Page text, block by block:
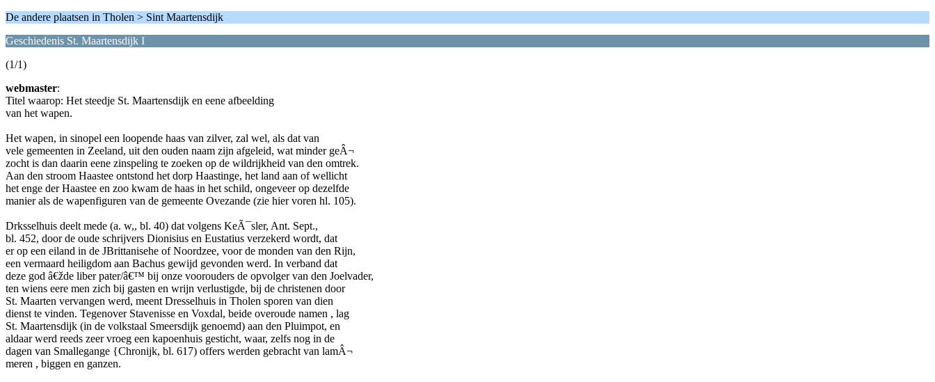
De andere plaatsen in Tholen > Sint Maartensdijk
Geschiedenis St. Maartensdijk I
(1/1)
webmaster:
Titel waarop: Het steedje St. Maartensdijk en eene afbeelding
van het wapen.
Het wapen, in sinopel een loopende haas van zilver, zal wel, als dat van
vele gemeenten in Zeeland, uit den ouden naam zijn afgeleid, wat minder geÂ¬
zocht is dan daarin eene zinspeling te zoeken op de wildrijkheid van den omtrek.
Aan den stroom Haastee ontstond het dorp Haastinge, het land aan of wellicht
het enge der Haastee en zoo kwam de haas in het schild, ongeveer op dezelfde
manier als de wapenfiguren van de gemeente Ovezande (zie hier voren hl. 105).
Drksselhuis deelt mede (a. w,, bl. 40) dat volgens KeÃ¯sler, Ant. Sept.,
bl. 452, door de oude schrijvers Dionisius en Eustatius verzekerd wordt, dat
er op een eiland in de JBrittanisehe of Noordzee, voor de monden van den Rijn,
een vermaard heiligdom aan Bachus gewijd gevonden werd. In verband dat
deze god â€žde liber pater/â€™ bij onze voorouders de opvolger van den Joelvader,
ten wiens eere men zich bij gasten en wrijn verlustigde, bij de christenen door
St. Maarten vervangen werd, meent Dresselhuis in Tholen sporen van dien
dienst te vinden. Tegenover Stavenisse en Voxdal, beide overoude namen , lag
St. Maartensdijk (in de volkstaal Smeersdijk genoemd) aan den Pluimpot, en
aldaar werd reeds zeer vroeg een kapoenhuis gesticht, waar, zelfs nog in de
dagen van Smallegange {Chronijk, bl. 617) offers werden gebracht van lamÂ¬
meren , biggen en ganzen.